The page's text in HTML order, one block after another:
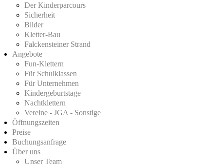
Der Kinderparcours
Sicherheit
Bilder
Kletter-Bau
Falckensteiner Strand
Angebote
Fun-Klettern
Für Schulklassen
Für Unternehmen
Kindergeburtstage
Nachtklettern
Vereine - JGA - Sonstige
Öffnungszeiten
Preise
Buchungsanfrage
Über uns
Unser Team